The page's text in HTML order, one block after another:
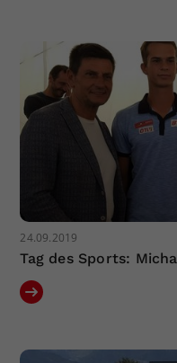
24.09.2019
Tag des Sports: